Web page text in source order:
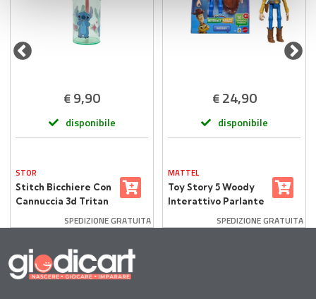
raccolto dal suo utilizzo dei loro servizi.
€9,90
disponibile
STOR
Stitch Bicchiere Con
Cannuccia 3d Tritan
SPEDIZIONE GRATUITA
€ 24,90
disponibile
MATTEL
Toy Story 5 Woody
Interattivo Parlante
SPEDIZIONE GRATUITA